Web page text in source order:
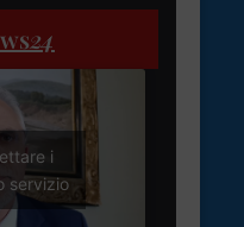
24
i
servizio